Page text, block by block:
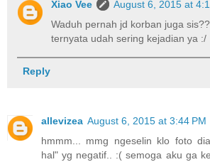
Xiao Vee
August 6, 2015 at
Waduh pernah jd korban juga sis??
ternyata udah sering kejadian ya :/
Reply
allevizea August 6, 2015 at 3:44 PM
hmmm... mmg ngeselin klo foto
hal" yg negatif.. :( semoga aku ga